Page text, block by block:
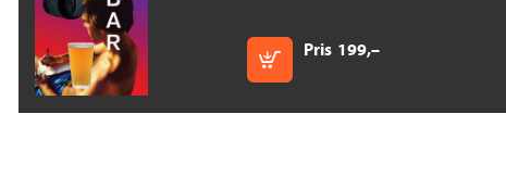
Pris 199,–
Kjøp